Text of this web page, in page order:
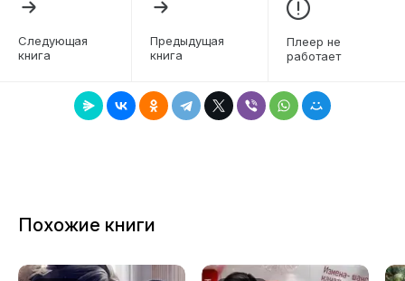
книге подробно рассматриваются разные типы
индивидуальный ключ к питомцу.
сбалансированное соединение отработанных
практических методик и серьёзной
(действующий член Международной
животных (IAABC), член Ассоциации
Следующая
книга
Предыдущая
книга
Плеер не
работает
Похожие книги